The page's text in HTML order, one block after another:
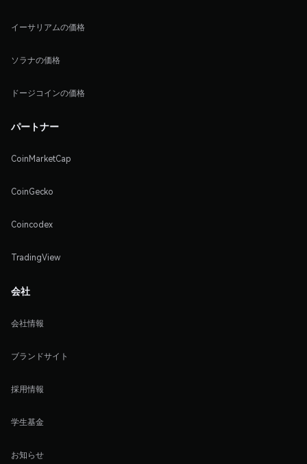
イーサリアムの価格
ソラナの価格
ドージコインの価格
パートナー
CoinMarketCap
CoinGecko
Coincodex
TradingView
会社
会社情報
ブランドサイト
採用情報
学生基金
お知らせ